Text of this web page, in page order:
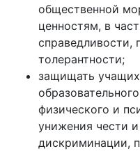
общественной
ценностям, в
справедливости,
толерантности;
защищать
физического и
унижения чести
дискриминации,